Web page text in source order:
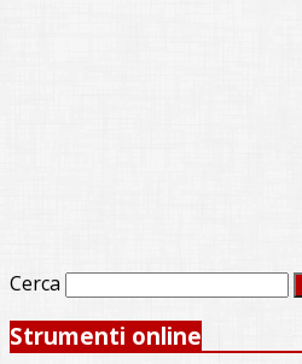
Cerca
Strumenti online